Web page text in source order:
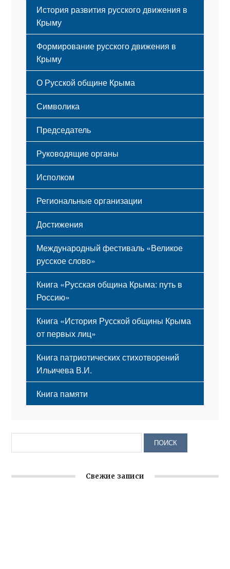
История развития русского движения в
Крыму
Формирование русского движения в
Крыму
Русский Крым
О Русской общине Крыма
Этапы становления
Принципы деятельности
Структура
Мероприятия
Символика
Флаг
Герб
Гимн
Председатель
Руководящие органы
Исполком
Региональные организации
Достижения
Международный фестиваль «Великое
русское слово»
Книга «Русская община Крыма: путь в
Россию»
Книга «История Русской общины Крыма
от первых лиц»
Книга патриотических стихотворений
Ильичева В.И.
Книга памяти
Свежие записи